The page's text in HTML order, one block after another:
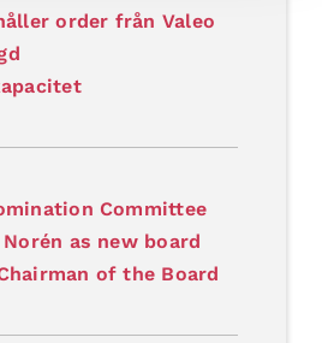
order från Valeo
Committee
as new board
of the Board